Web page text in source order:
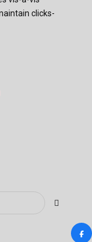
clicks-